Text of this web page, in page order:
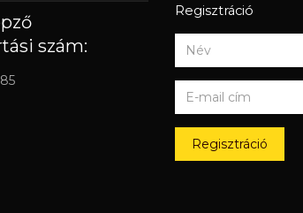
szám:
Regisztráció
Regisztráció